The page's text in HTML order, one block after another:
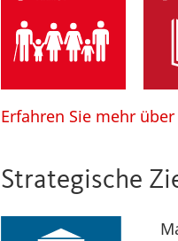
Erfahren Sie mehr
Strategische